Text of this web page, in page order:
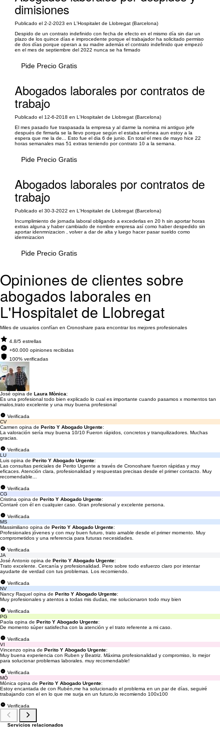
dimisiones
Publicado el 2-2-2023 en L'Hospitalet de Llobregat (Barcelona)
Despido de un contrato indefinido con fecha de efecto en el mismo día sin dar un
plazo de los quince días e improcedente porque el trabajador ha solicitado permiso
de dos días porque operan a su madre además el contrato indefinido que empezó
en el mes de septiembre del 2022 nunca se ha firmado
Pide Precio Gratis
Abogados laborales por contratos de
trabajo
Publicado el 12-6-2018 en L'Hospitalet de Llobregat (Barcelona)
El mes pasado fue traspasada la empresa y al darme la nomina mi antiguo jefe
después de firmarla se la llevo porque según el estaba errónea aun estoy a la
espera que me la de... Esto fue el dia 6 de junio. En total el mes de mayo hice 22
horas semanales mas 51 extras teniendo por contrato 10 a la semana.
Pide Precio Gratis
Abogados laborales por contratos de
trabajo
Publicado el 30-3-2022 en L'Hospitalet de Llobregat (Barcelona)
Incumplimiento de jornada laboral obligando a excederlas en 20 h sin aportar horas
extras alguna y haber cambiado de nombre empresa así como haber despedido sin
aportar idenmnizacion , volver a dar de alta y luego hacer pasar sueldo como
idemnizacion
Pide Precio Gratis
Opiniones de clientes sobre
abogados laborales en
L'Hospitalet de Llobregat
Miles de usuarios confían en Cronoshare para encontrar los mejores profesionales
4.8/5 estrellas
+60.000 opiniones recibidas
100% verificadas
José opina de Laura Mònica:
Es una profesional todo bien explicado lo cual es importante cuando pasamos x momentos tan
malos,trato excelente y una muy buena profesional
Verificada
CV
Carmen opina de Perito Y Abogado Urgente:
La valoración sería muy buena 10/10 Fueron rápidos, concretos y tranquilizadores. Muchas
gracias.
Verificada
LU
Luis opina de Perito Y Abogado Urgente:
Las consultas periciales de Perito Urgente a través de Cronoshare fueron rápidas y muy
eficaces. Atención clara, profesionalidad y respuestas precisas desde el primer contacto. Muy
recomendable...
Verificada
CG
Cristina opina de Perito Y Abogado Urgente:
Contaré con él en cualquier caso. Gran profesional y excelente persona.
Verificada
MS
Massimiliano opina de Perito Y Abogado Urgente:
Profesionales jóvenes y con muy buen futuro, trato amable desde el primer momento. Muy
comprometidos y una referencia para futuras necesidades.
Verificada
JA
José Antonio opina de Perito Y Abogado Urgente:
Trato excelente. Cercanía y profesionalidad. Pero sobre todo esfuerzo claro por intentar
ayudarte de verdad con tus problemas. Los recomiendo.
Verificada
NV
Nancy Raquel opina de Perito Y Abogado Urgente:
Muy profesionales y atentos a todas mis dudas, me solucionaron todo muy bien
Verificada
PG
Paola opina de Perito Y Abogado Urgente:
De momento súper satisfecha con la atención y el trato referente a mi caso.
Verificada
VI
Vincenzo opina de Perito Y Abogado Urgente:
Muy buena experiencia con Ruben y Beatriz. Máxima profesionalidad y compromiso, lo mejor
para solucionar problemas laborales. muy recomendable!
Verificada
MÓ
Mónica opina de Perito Y Abogado Urgente:
Estoy encantada de con Rubén,me ha solucionado el problema en un par de días, seguiré
trabajando con el en lo que me surja en un futuro,lo recomiendo 100x100
Verificada
Servicios relacionados